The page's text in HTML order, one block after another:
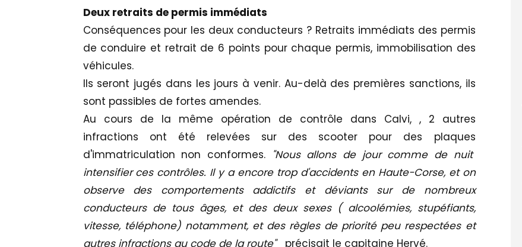
Deux retraits de permis immédiats
Conséquences pour les deux conducteurs ? Retraits immédiats des permis
de conduire et retrait de 6 points pour chaque permis, immobilisation des
véhicules.
Ils seront jugés dans les jours à venir. Au-delà des premières sanctions, ils
sont passibles de fortes amendes.
Au cours de la même opération de contrôle dans Calvi, , 2 autres
infractions ont été relevées sur des scooter pour des plaques
d'immatriculation non conformes. "Nous allons de jour comme de nuit
intensifier ces contrôles. Il y a encore trop d'accidents en Haute-Corse, et on
observe des comportements addictifs et déviants sur de nombreux
conducteurs de tous âges, et des deux sexes ( alcoolémies, stupéfiants,
vitesse, téléphone) notamment, et des règles de priorité peu respectées et
autres infractions au code de la route" précisait le capitaine Hervé.